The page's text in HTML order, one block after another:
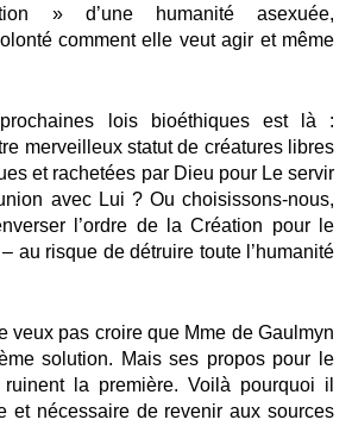
» d’une humanité asexuée,
comment elle veut agir et même
lois bioéthiques est là :
merveilleux statut de créatures libres
et rachetées par Dieu pour Le servir
avec Lui ? Ou choisissons-nous,
l’ordre de la Création pour le
au risque de détruire toute l’humanité
veux pas croire que Mme de Gaulmyn
solution. Mais ses propos pour le
la première. Voilà pourquoi il
et nécessaire de revenir aux sources